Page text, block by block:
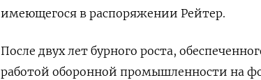
имеющегося в распоряжении Рейтер.
После двух лет бурного роста,
работой оборонной промышленности на